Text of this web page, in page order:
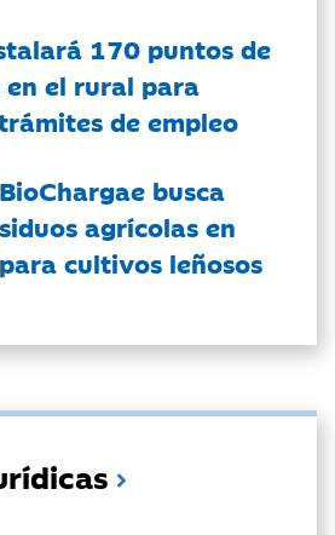
170 puntos de
el rural para
de empleo
busca
agrícolas en
cultivos leñosos